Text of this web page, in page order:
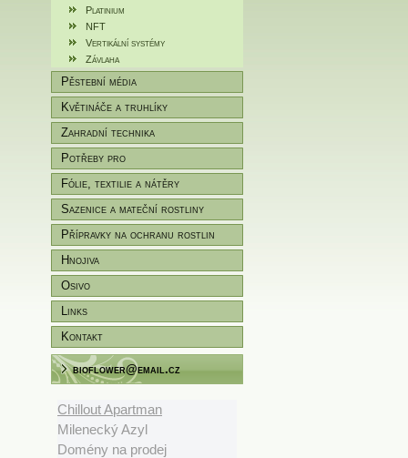
Platinium
NFT
Vertikální systémy
Závlaha
Pěstební média
Květináče a truhlíky
Zahradní technika
Potřeby pro
zahradníky/pěstitele
Fólie, textilie a nátěry
Sazenice a mateční rostliny
Přípravky na ochranu rostlin
Hnojiva
Osivo
Links
Kontakt
bioflower@email.cz
Chillout Apartman
Milenecký Azyl
Domény na prodej